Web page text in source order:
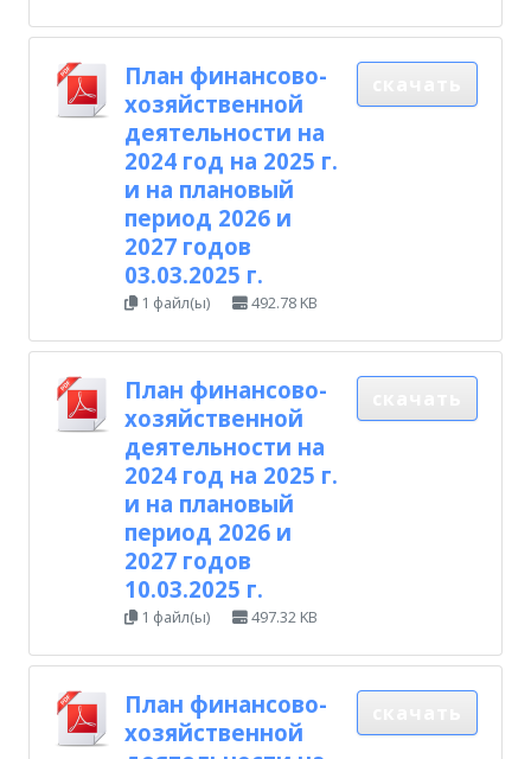
План финансово-
хозяйственной
деятельности на
2024 год на 2025 г.
и на плановый
период 2026 и
2027 годов
03.03.2025 г.
1 файл(ы) 492.78 KB
План финансово-
хозяйственной
деятельности на
2024 год на 2025 г.
и на плановый
период 2026 и
2027 годов
10.03.2025 г.
1 файл(ы) 497.32 KB
План финансово-
хозяйственной